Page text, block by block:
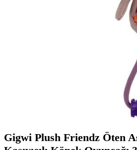
Gigwi Plush Friendz Öten